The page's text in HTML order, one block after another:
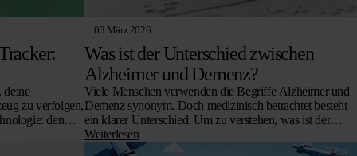
deine
zu verfolgen,
den
Beide…
03 März 2026
Was ist der Unterschied zwischen
Alzheimer und Demenz?
Viele Menschen verwenden die Begriffe Alzheimer und
Demenz synonym. Doch medizinisch betrachtet besteht
ein klarer Unterschied. Um zu verstehen, was ist der
unterschied zwischen alzheimer und demenz, muss man
wissen,…
Weiterlesen